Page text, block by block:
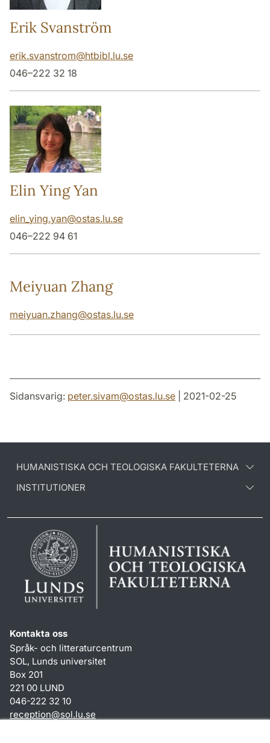
Erik Svanström
erik.svanstrom@htbibl.lu.se
046–222 32 18
Elin Ying Yan
elin_ying.yan@ostas.lu.se
046–222 94 61
Meiyuan Zhang
meiyuan.zhang@ostas.lu.se
Sidansvarig: peter.sivam@ostas.lu.se | 2021-02-25
HUMANISTISKA OCH TEOLOGISKA FAKULTETERNA
INSTITUTIONER
Kontakta oss
Språk- och litteraturcentrum
SOL, Lunds universitet
Box 201
221 00 LUND
046-222 32 10
reception@sol.lu.se